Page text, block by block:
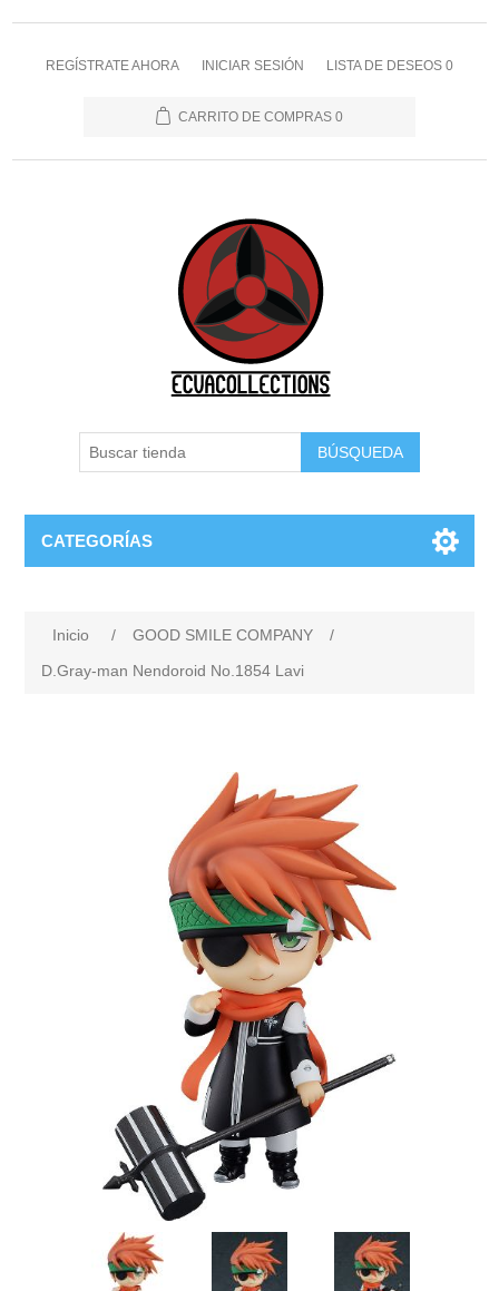
REGÍSTRATE AHORA INICIAR SESIÓN LISTA DE DESEOS 0
CARRITO DE COMPRAS 0
BÚSQUEDA
CATEGORÍAS
Inicio / GOOD SMILE COMPANY
/
D.Gray-man Nendoroid No.1854 Lavi